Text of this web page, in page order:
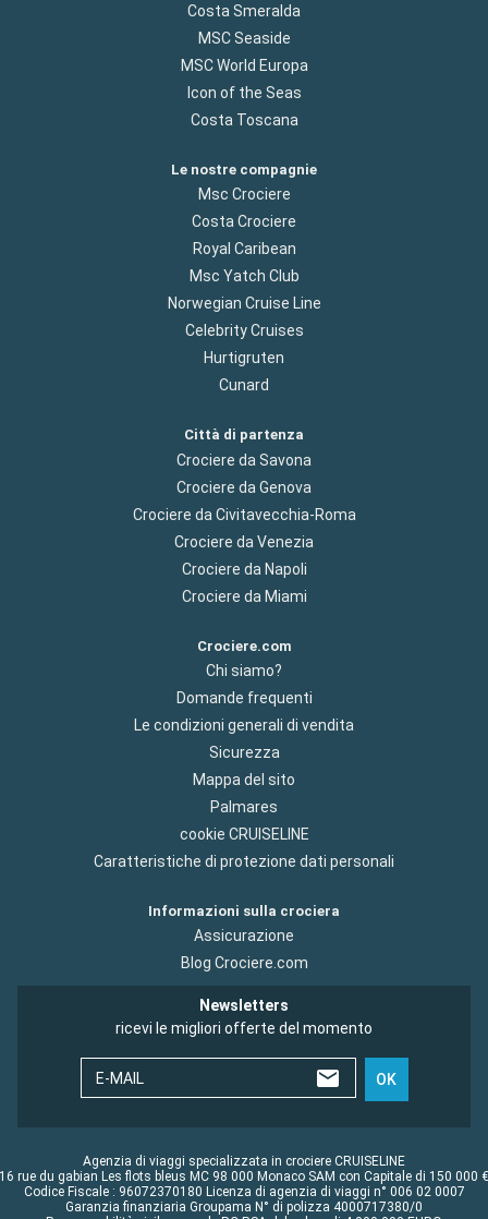
Costa Smeralda
MSC Seaside
MSC World Europa
Icon of the Seas
Costa Toscana
Le nostre compagnie
Msc Crociere
Costa Crociere
Royal Caribean
Msc Yatch Club
Norwegian Cruise Line
Celebrity Cruises
Hurtigruten
Cunard
Città di partenza
Crociere da Savona
Crociere da Genova
Crociere da Civitavecchia-Roma
Crociere da Venezia
Crociere da Napoli
Crociere da Miami
Crociere.com
Chi siamo?
Domande frequenti
Le condizioni generali di vendita
Sicurezza
Mappa del sito
Palmares
cookie CRUISELINE
Caratteristiche di protezione dati personali
Informazioni sulla crociera
Assicurazione
Blog Crociere.com
Newsletters
ricevi le migliori offerte del momento
E-MAIL OK
Agenzia di viaggi specializzata in crociere CRUISELINE
16 rue du gabian Les flots bleus MC 98 000 Monaco SAM con Capitale di 150 000 €
Codice Fiscale : 96072370180 Licenza di agenzia di viaggi n° 006 02 0007
Garanzia finanziaria Groupama N° di polizza 4000717380/0